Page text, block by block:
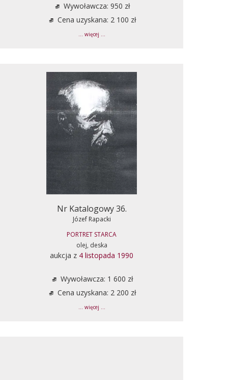
Wywoławcza: 950 zł
Cena uzyskana: 2 100 zł
... więcej ...
Nr Katalogowy 36.
Józef Rapacki
PORTRET STARCA
olej, deska
aukcja z 4 listopada 1990
Wywoławcza: 1 600 zł
Cena uzyskana: 2 200 zł
... więcej ...